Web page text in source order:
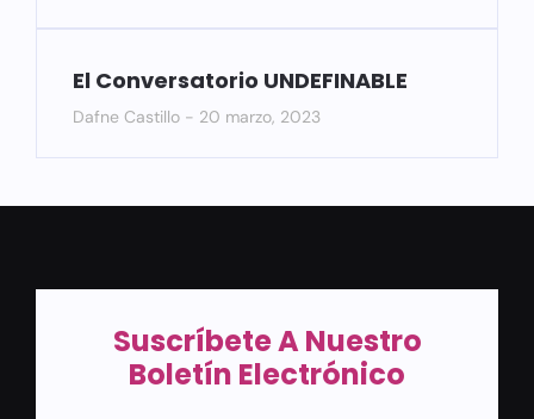
El Conversatorio UNDEFINABLE
Dafne Castillo 20 marzo, 2023
Suscríbete A Nuestro
Boletín Electrónico